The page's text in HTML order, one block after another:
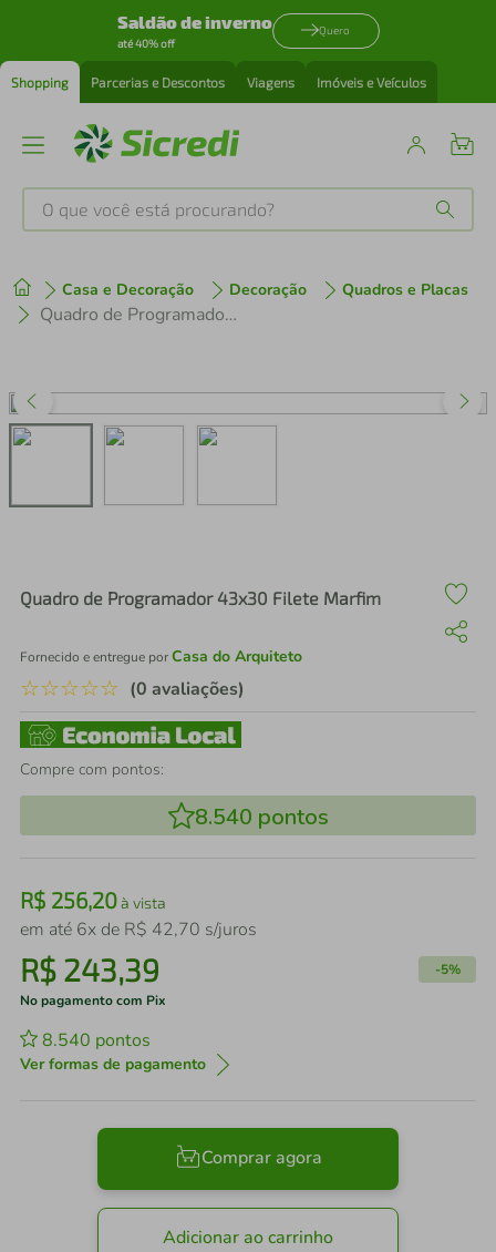
Saldão de inverno
até 40% off
Quero
Shopping Parcerias e Descontos Viagens Imóveis e Veículos
O que você está procurando?
Casa e Decoração Decoração Quadros e Placas
Quadro de Programador 43x30 Filete Marfim
Quadro de Programador 43x30 Filete Marfim
Fornecido e entregue porCasa do Arquiteto
☆☆☆☆☆ (0 avaliações)
Compre com pontos:
8.540 pontos
R$ 256,20à vista
em até 6x de R$ 42,70 s/juros
R$ 243,39 -5%
No pagamento com Pix
8.540 pontos
Ver formas de pagamento
Comprar agora
Adicionar ao carrinho
1º tenis
perfume